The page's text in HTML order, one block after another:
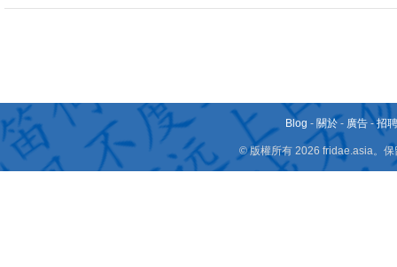
Blog - 關於 - 廣告 -招
© 版權所有 2026 fridae.asia。